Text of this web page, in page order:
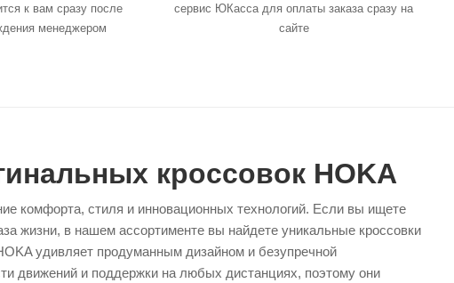
к вам сразу после
менеджером
сервис ЮКасса для оплаты заказа сразу на
сайте
кроссовок HOKA
комфорта, стиля и инновационных технологий. Если вы ищете
жизни, в нашем ассортименте вы найдете уникальные кроссовки
удивляет продуманным дизайном и безупречной
движений и поддержки на любых дистанциях, поэтому они